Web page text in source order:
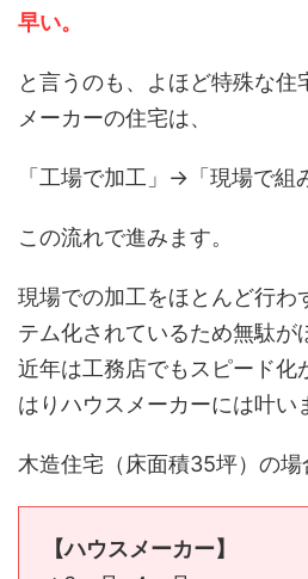
早い。
と言うのも、よほど特殊な住
メーカーの住宅は、
「工場で加工」→「現場で組
この流れで進みます。
現場での加工をほとんど行わ
テム化されているため無駄が
近年は工務店でもスピード化
はりハウスメーカーには叶い
木造住宅（床面積35坪）の場
【ハウスメーカー】